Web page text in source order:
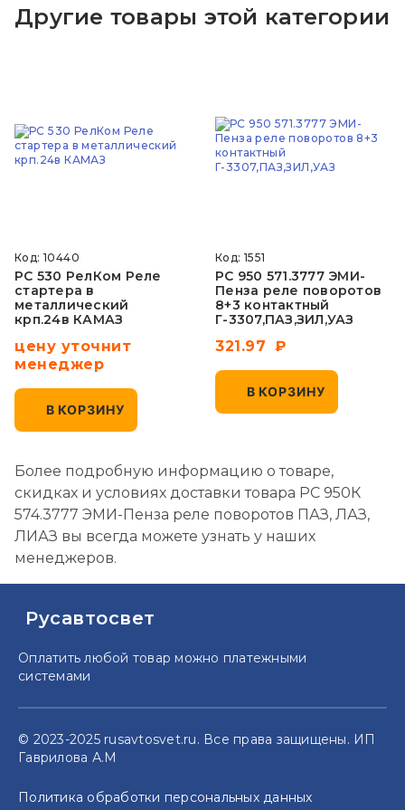
Другие товары этой категории
Код: 10440
РС 530 РелКом Реле
стартера в
металлический
крп.24в КАМАЗ
цену уточнит
менеджер
В КОРЗИНУ
Код: 1551
РС 950 571.3777 ЭМИ-
Пенза реле поворотов
8+3 контактный
Г-3307,ПАЗ,ЗИЛ,УАЗ
321.97
В КОРЗИНУ
Более подробную информацию о товаре,
скидках и условиях доставки товара РС 950К
574.3777 ЭМИ-Пенза реле поворотов ПАЗ, ЛАЗ,
ЛИАЗ вы всегда можете узнать у наших
менеджеров.
Русавтосвет
Оплатить любой товар можно платежными
системами
© 2023-2025 rusavtosvet.ru. Все права защищены. ИП
Гаврилова А.М
Политика обработки персональных данных